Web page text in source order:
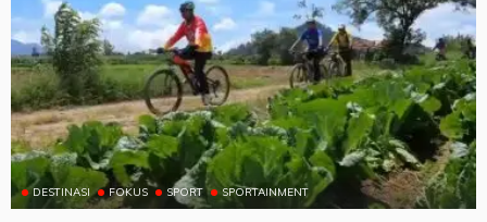
DESTINASI FOKUS SPORT SPORTAINMENT